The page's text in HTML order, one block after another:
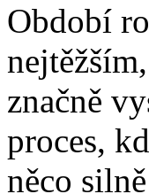
Období
značně
proces,
něco